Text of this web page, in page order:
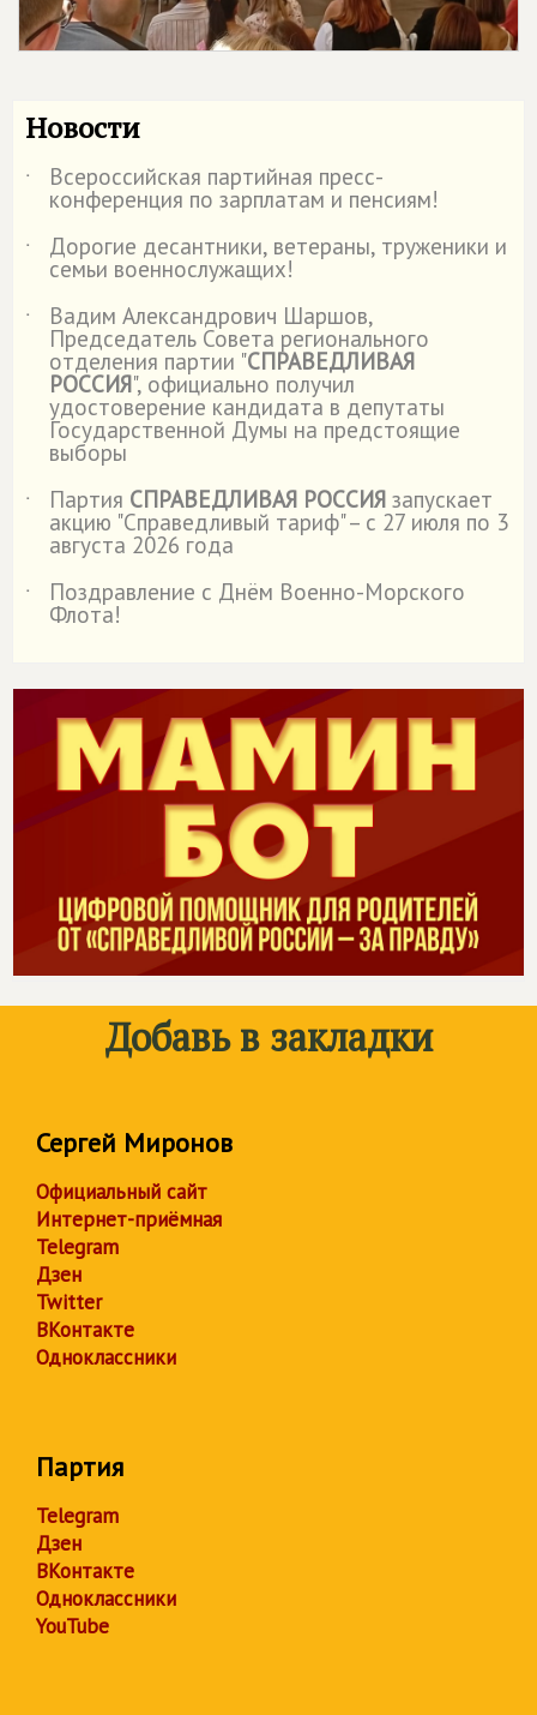
Новости
˙ Всероссийская партийная пресс-
конференция по зарплатам и пенсиям!
˙
Дорогие десантники, ветераны, труженики и
семьи военнослужащих!
˙
Вадим Александрович Шаршов,
Председатель Совета регионального
отделения партии "СПРАВЕДЛИВАЯ
РОССИЯ", официально получил
удостоверение кандидата в депутаты
Государственной Думы на предстоящие
выборы
˙
Партия СПРАВЕДЛИВАЯ РОССИЯ запускает
акцию "Справедливый тариф" – с 27 июля по 3
августа 2026 года
˙
Поздравление с Днём Военно-Морского
Флота!
Добавь в закладки
Сергей Миронов
Официальный сайт
Интернет-приёмная
Telegram
Дзен
Twitter
ВКонтакте
Одноклассники
Партия
Telegram
Дзен
ВКонтакте
Одноклассники
YouTube